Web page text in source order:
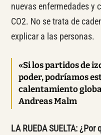
nuevas enfermedades y
CO2. No se trata de
explicar a las personas.
«Si los partidos de
poder, podríamos
calentamiento
Andreas Malm
LA RUEDA SUELTA: